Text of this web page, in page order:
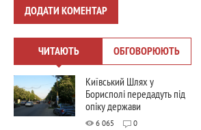
ДОДАТИ КОМЕНТАР
ЧИТАЮТЬ ОБГОВОРЮЮТЬ
Київський Шлях у
Борисполі передадуть під
опіку держави
6 065 0